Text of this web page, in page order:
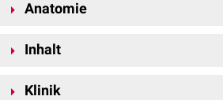
Anatomie
Strukturen begrenzt:
rostralund
Inhalt
submandibularis
Klinik